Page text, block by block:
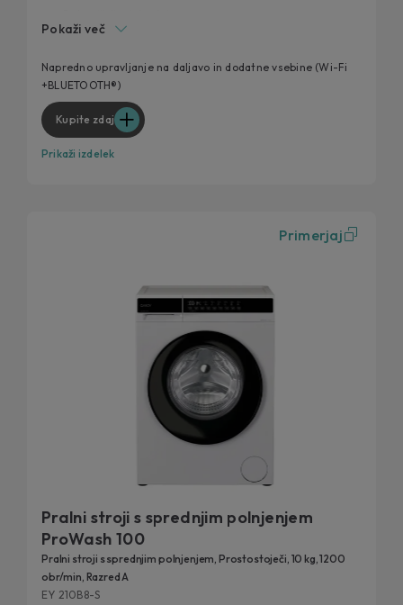
Tehnologija ProActive Wash
Wi-Fi povezljivost preko aplikacije hOn
Pokaži več
Napredno upravljanje na daljavo in dodatne vsebine (Wi-Fi
+BLUETOOTH®)
Kupite zdaj
Prikaži izdelek
Primerjaj
Pralni stroji s sprednjim polnjenjem
ProWash 100
Pralni stroji s sprednjim polnjenjem, Prostostoječi, 10 kg, 1200
obr/min, Razred A
EY 210B8-S